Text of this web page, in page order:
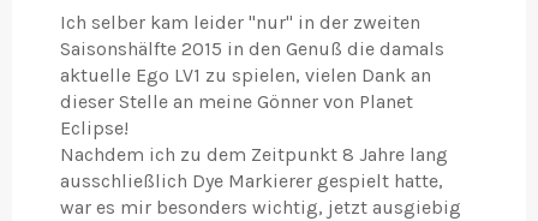
Ich selber kam leider "nur" in der zweiten
Saisonshälfte 2015 in den Genuß die damals
aktuelle Ego LV1 zu spielen, vielen Dank an
dieser Stelle an meine Gönner von Planet
Eclipse!
Nachdem ich zu dem Zeitpunkt 8 Jahre lang
ausschließlich Dye Markierer gespielt hatte,
war es mir besonders wichtig, jetzt ausgiebig